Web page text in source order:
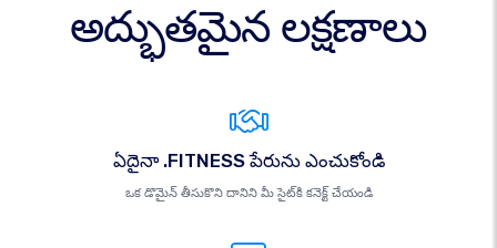
అద్భుతమైన లక్షణాలు
ఏదైనా .FITNESS పేరును ఎంచుకోండి
ఒక డొమైన్ తీసుకొని దానిని మీ సైట్‌కి కనెక్ట్ చేయండి